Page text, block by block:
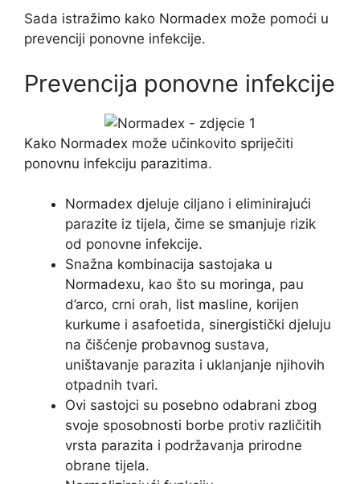
Sada istražimo kako Normadex može pomoći u
prevenciji ponovne infekcije.
Prevencija ponovne infekcije
Kako Normadex može učinkovito spriječiti
ponovnu infekciju parazitima.
Normadex djeluje ciljano i eliminirajući
parazite iz tijela, čime se smanjuje rizik
od ponovne infekcije.
Snažna kombinacija sastojaka u
Normadexu, kao što su moringa, pau
d’arco, crni orah, list masline, korijen
kurkume i asafoetida, sinergistički djeluju
na čišćenje probavnog sustava,
uništavanje parazita i uklanjanje njihovih
otpadnih tvari.
Ovi sastojci su posebno odabrani zbog
svoje sposobnosti borbe protiv različitih
vrsta parazita i podržavanja prirodne
obrane tijela.